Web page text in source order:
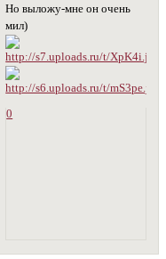
Но выложу-мне он очень
мил)
0